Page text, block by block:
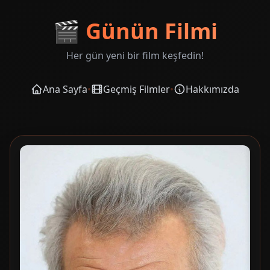
🎬 Günün Filmi
Her gün yeni bir film keşfedin!
Ana Sayfa• Geçmiş Filmler• Hakkımızda